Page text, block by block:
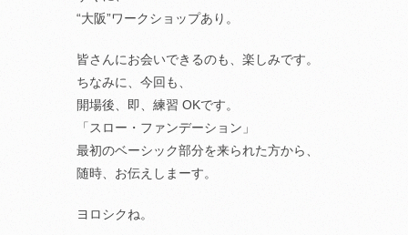
“大阪”ワークショップあり。
皆さんにお会いできるのも、楽しみです。
ちなみに、今回も、
開場後、即、練習 OKです。
「スロー・ファンデーション」
最初のベーシック部分を来られた方から、
随時、お伝えしまーす。
ヨロシクね。